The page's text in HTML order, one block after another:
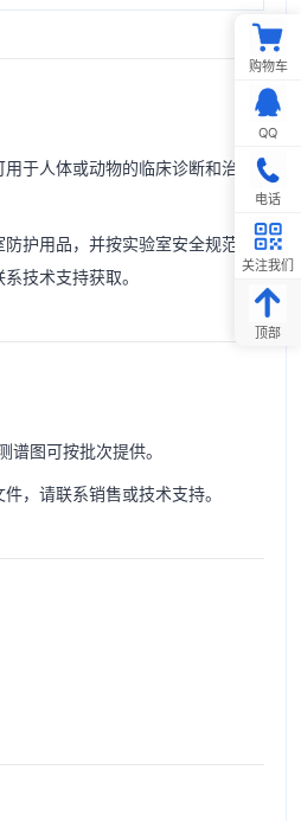
于人体或动物的临床诊断和治
护用品，并按实验室安全规范操
技术支持获取。
谱图可按批次提供。
，请联系销售或技术支持。
购物车
QQ
电话
关注我们
顶部